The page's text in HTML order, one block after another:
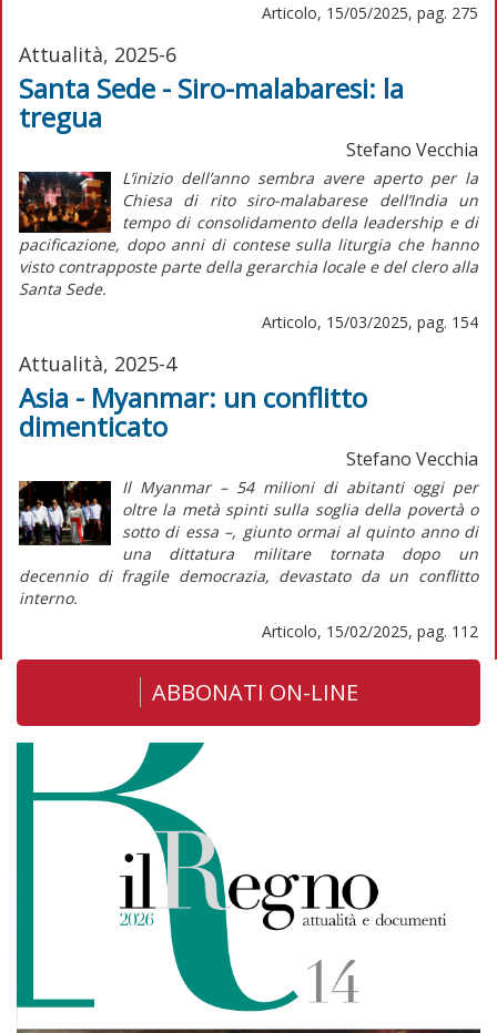
Articolo, 15/05/2025, pag. 275
Attualità, 2025-6
Santa Sede - Siro-malabaresi: la
tregua
Stefano Vecchia
L’iniziodell’anno sembra avere aperto per la
Chiesa di rito siro-malabarese dell’India un
tempo di consolidamento della leadership e di
pacificazione, dopo anni di contese sulla liturgia che hanno
visto contrapposte parte della gerarchia locale e del clero alla
Santa Sede.
Articolo, 15/03/2025, pag. 154
Attualità, 2025-4
Asia - Myanmar: un conflitto
dimenticato
Stefano Vecchia
Il Myanmar – 54 milioni di abitanti oggi per
oltre la metà spinti sulla soglia della povertà o
sotto di essa –, giunto ormai al quinto anno di
una dittatura militare tornata dopo un
decennio di fragile democrazia, devastato da un conflitto
interno.
Articolo, 15/02/2025, pag. 112
ABBONATI ON-LINE